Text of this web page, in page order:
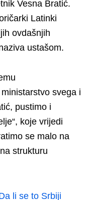
Vesna Bratić.
Latinki
ovdašnjih
ustašom.
svega i
pustimo i
koje vrijedi
se malo na
strukturu
li se to Srbiji